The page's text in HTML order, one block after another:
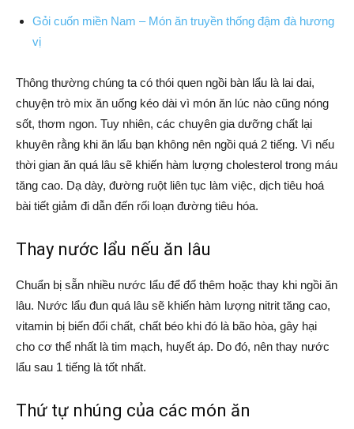
Gỏi cuốn miền Nam – Món ăn truyền thống đậm đà hương
vị
Thông thường chúng ta có thói quen ngồi bàn lẩu là lai dai,
chuyện trò mix ăn uống kéo dài vì món ăn lúc nào cũng nóng
sốt, thơm ngon. Tuy nhiên, các chuyên gia dưỡng chất lại
khuyên rằng khi ăn lẩu bạn không nên ngồi quá 2 tiếng. Vì nếu
thời gian ăn quá lâu sẽ khiến hàm lượng cholesterol trong máu
tăng cao. Dạ dày, đường ruột liên tục làm việc, dịch tiêu hoá
bài tiết giảm đi dẫn đến rối loạn đường tiêu hóa.
Thay nước lẩu nếu ăn lâu
Chuẩn bị sẵn nhiều nước lẩu để đổ thêm hoặc thay khi ngồi ăn
lâu. Nước lẩu đun quá lâu sẽ khiến hàm lượng nitrit tăng cao,
vitamin bị biến đổi chất, chất béo khi đó là bão hòa, gây hại
cho cơ thể nhất là tim mạch, huyết áp. Do đó, nên thay nước
lẩu sau 1 tiếng là tốt nhất.
Thứ tự nhúng của các món ăn